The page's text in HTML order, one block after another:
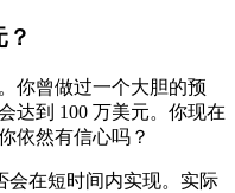
？
你曾做过一个大胆的预
达到 100 万美元。你现在
依然有信心吗？
会在短时间内实现。实际